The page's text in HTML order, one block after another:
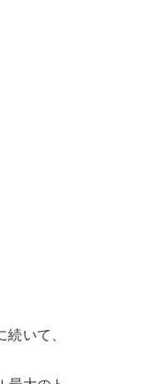
いて、